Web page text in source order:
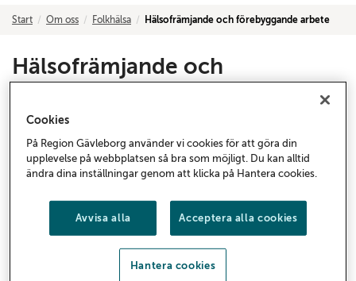
Start Om oss Folkhälsa Hälsofrämjande och förebyggande arbete
Hälsofrämjande och
förebyggande arbete
Region Gävleborgs hälsofrämjande och
förebyggande arbete handlar om att främja hälsa
och stärka eller bibehålla människors fysiska,
stärka tilltron till den egna förmågan och öka
kontrollen över den egna hälsan.
Liv & Hälsa, får du information om hur kroppen
fungerar och råd om hur du kan leva hälsosamt. Du kan
Cookies
På Region Gävleborg använder vi cookies för att göra din
upplevelse på webbplatsen så bra som möjligt. Du kan alltid
ändra dina inställningar genom att klicka på Hantera cookies.
Avvisa alla Acceptera alla cookies
Hantera cookies